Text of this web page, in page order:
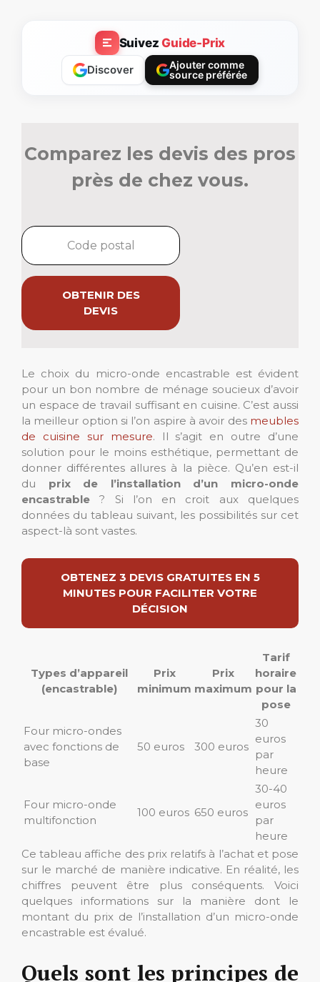
SuivezGuide-Prix
Discover
Ajouter comme
source préférée
Comparez les devis des pros
près de chez vous.
OBTENIR DES
DEVIS
Le choix du micro-onde encastrable est évident
pour un bon nombre de ménage soucieux d’avoir
un espace de travail suffisant en cuisine. C’est aussi
la meilleur option si l’on aspire à avoir des meubles
de cuisine sur mesure. Il s’agit en outre d’une
solution pour le moins esthétique, permettant de
donner différentes allures à la pièce. Qu’en est-il
du prix de l’installation d’un micro-onde
encastrable ? Si l’on en croit aux quelques
données du tableau suivant, les possibilités sur cet
aspect-là sont vastes.
OBTENEZ 3 DEVIS GRATUITES EN 5
MINUTES POUR FACILITER VOTRE
DÉCISION
Types d’appareil
(encastrable)
Prix
minimum
Prix
maximum
Tarif
horaire
pour la
pose
Four micro-ondes
avec fonctions de
base
50 euros 300 euros
30
euros
par
heure
Four micro-onde
multifonction
100 euros 650 euros
30-40
euros
par
heure
Ce tableau affiche des prix relatifs à l’achat et pose
sur le marché de manière indicative. En réalité, les
chiffres peuvent être plus conséquents. Voici
quelques informations sur la manière dont le
montant du prix de l’installation d’un micro-onde
encastrable est évalué.
Quels sont les principes de